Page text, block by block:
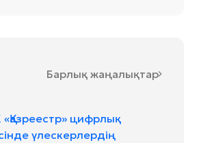
Барлық жаңалықтар